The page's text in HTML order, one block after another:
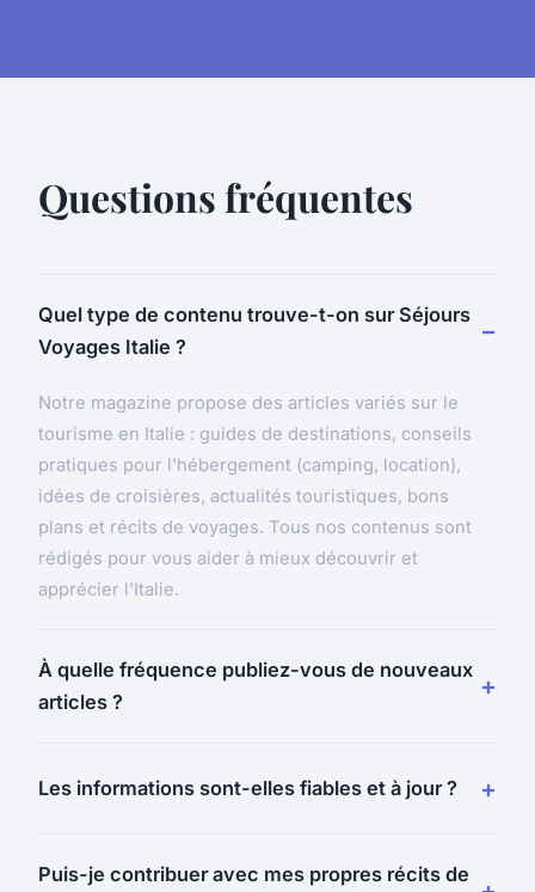
Questions fréquentes
Quel type de contenu trouve-t-on sur Séjours
Voyages Italie ?
Notre magazine propose des articles variés sur le
tourisme en Italie : guides de destinations, conseils
pratiques pour l'hébergement (camping, location),
idées de croisières, actualités touristiques, bons
plans et récits de voyages. Tous nos contenus sont
rédigés pour vous aider à mieux découvrir et
apprécier l'Italie.
À quelle fréquence publiez-vous de nouveaux
articles ?
Les informations sont-elles fiables et à jour ?
Puis-je contribuer avec mes propres récits de